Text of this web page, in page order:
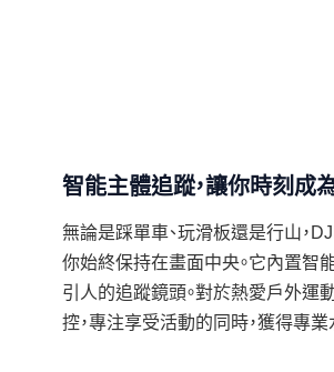
智能主體追蹤，讓你時刻成
無論是踩單車、玩滑板還是行山，
你始終保持在畫面中央。它內置智
引人的追蹤鏡頭。對於熱愛戶外運
控，專注享受活動的同時，獲得專業